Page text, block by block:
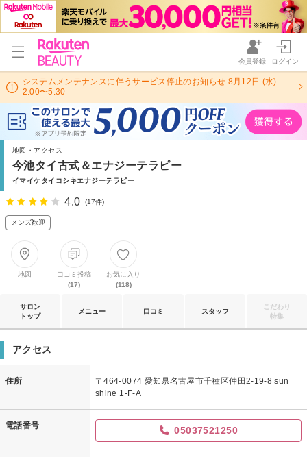
会員登録 ログイン
システムメンテナンスに伴うサービス停止のお知らせ 8月12日 (水)
2:00〜5:30
地図・アクセス
今池タイ古式＆エナジーテラピー
イマイケタイコシキエナジーテラピー
4.0 (17件)
メンズ歓迎
地図
口コミ投稿
(17)
お気に入り
(118)
サロン
トップ
メニュー 口コミ スタッフ
こだわり
特集
アクセス
住所
〒464-0074 愛知県名古屋市千種区仲田2-19-8 sun
shine 1-F-A
電話番号 05037521250